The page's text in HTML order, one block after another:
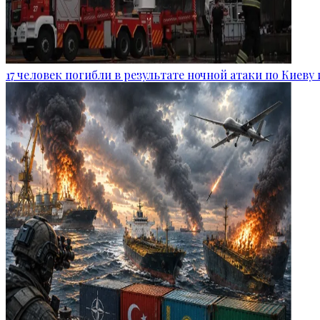
17 человек погибли в результате ночной атаки по Киеву